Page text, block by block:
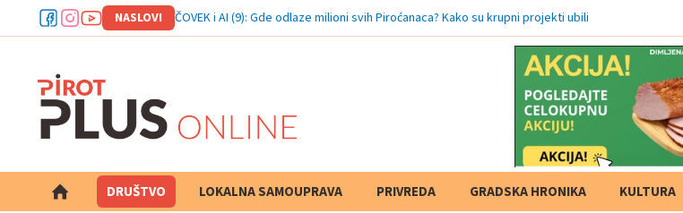
NASLOVI ČOVEK i AI (9): Gde odlaze milioni svih Piroćanaca? Kako su krupni projekti ubili dušu našeg grada?
DRUŠTVO LOKALNA SAMOUPRAVA PRIVREDA GRADSKA HRONIKA KULTURA
PRETRAGA